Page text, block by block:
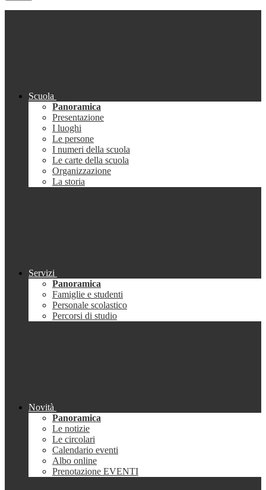
Scuola
Panoramica
Presentazione
I luoghi
Le persone
I numeri della scuola
Le carte della scuola
Organizzazione
La storia
Servizi
Panoramica
Famiglie e studenti
Personale scolastico
Percorsi di studio
Novità
Panoramica
Le notizie
Le circolari
Calendario eventi
Albo online
Prenotazione EVENTI